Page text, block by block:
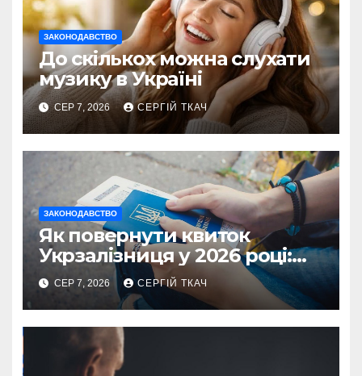
ЗАКОНОДАВСТВО
До скількох можна слухати
музику в Україні
СЕР 7, 2026 СЕРГІЙ ТКАЧ
ЗАКОНОДАВСТВО
Як повернути квиток
Укрзалізниця у 2026 році:
правила і суми
СЕР 7, 2026 СЕРГІЙ ТКАЧ